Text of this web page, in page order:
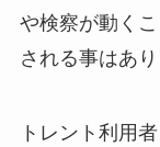
や検察が動く
される事はあり
トレント利用